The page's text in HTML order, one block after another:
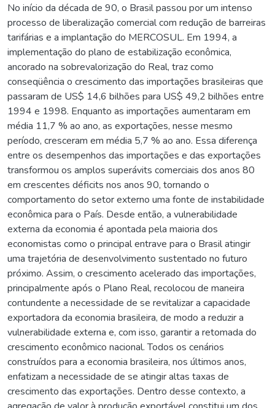
No início da década de 90, o Brasil passou por um intenso
processo de liberalização comercial com redução de barreiras
tarifárias e a implantação do MERCOSUL. Em 1994, a
implementação do plano de estabilização econômica,
ancorado na sobrevalorização do Real, traz como
conseqüência o crescimento das importações brasileiras que
passaram de US$ 14,6 bilhões para US$ 49,2 bilhões entre
1994 e 1998. Enquanto as importações aumentaram em
média 11,7 % ao ano, as exportações, nesse mesmo
período, cresceram em média 5,7 % ao ano. Essa diferença
entre os desempenhos das importações e das exportações
transformou os amplos superávits comerciais dos anos 80
em crescentes déficits nos anos 90, tornando o
comportamento do setor externo uma fonte de instabilidade
econômica para o País. Desde então, a vulnerabilidade
externa da economia é apontada pela maioria dos
economistas como o principal entrave para o Brasil atingir
uma trajetória de desenvolvimento sustentado no futuro
próximo. Assim, o crescimento acelerado das importações,
principalmente após o Plano Real, recolocou de maneira
contundente a necessidade de se revitalizar a capacidade
exportadora da economia brasileira, de modo a reduzir a
vulnerabilidade externa e, com isso, garantir a retomada do
crescimento econômico nacional. Todos os cenários
construídos para a economia brasileira, nos últimos anos,
enfatizam a necessidade de se atingir altas taxas de
crescimento das exportações. Dentro desse contexto, a